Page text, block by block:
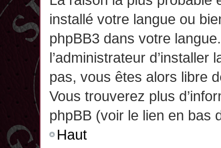
installé votre langue ou
phpBB3 dans votre
l’administrateur d’installer
pas, vous êtes alors libre
Vous trouverez plus
phpBB (voir le lien en bas
Haut